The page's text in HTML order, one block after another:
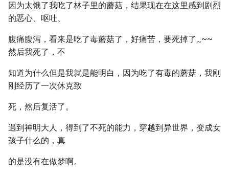
因为太饿了我吃了林子里的蘑菇，结果现在在这里感到剧烈
的恶心、呕吐、
腹痛腹泻，看来是吃了毒蘑菇了，好痛苦，要死掉了 ~~~
然后我死了，不
知道为什么但是我就是能明白，因为吃了有毒的蘑菇，我刚
刚经历了一次休克致
死，然后复活了。
遇到神明大人，得到了不死的能力，穿越到异世界，变成女
孩子什么的，真
的是没有在做梦啊。